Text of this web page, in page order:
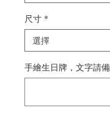
尺寸 *
手繪生日牌，文字請